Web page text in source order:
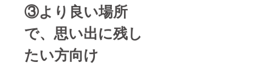
③より良い場所
で、思い出に残し
たい方向け